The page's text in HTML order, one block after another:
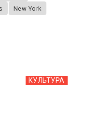
New York
КУЛЬТУРА